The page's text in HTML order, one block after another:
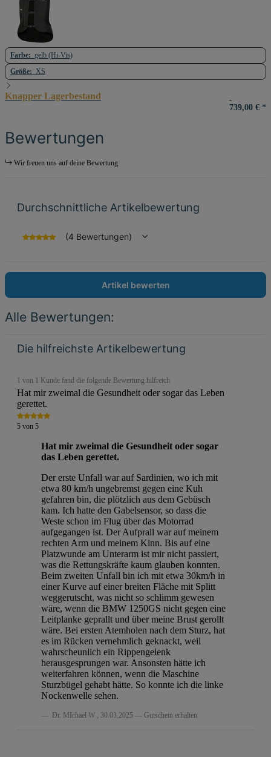
Farbe: gelb (Hi-Vis)
Größe: XS
Knapper Lagerbestand
739,00 € *
Bewertungen
Wir freuen uns auf deine Bewertung
Durchschnittliche Artikelbewertung
(4 Bewertungen)
Artikel bewerten
Alle Bewertungen:
Die hilfreichste Artikelbewertung
1 von 1 Kunde fand die folgende Bewertung hilfreich
Hat mir zweimal die Gesundheit oder sogar das Leben
gerettet.
5 von 5
Hat mir zweimal die Gesundheit oder sogar
das Leben gerettet.
Der erste Unfall war auf Sardinien, wo ich mit
etwa 80 km/h ungebremst gegen eine Kuh
gefahren bin, die plötzlich aus dem Gebüsch
kam. Ich hatte den Gabelsensor, so dass die
Weste schon im Flug über das Motorrad
aufgegangen ist. Der Aufprall war auf meinem
rechten Arm und meinem Kinn. Bis auf eine
Platzwunde am Unterarm ist mir nicht passiert,
was die Rettungskräfte kaum glauben konnten.
Beim zweiten Unfall bin ich mit etwa 30km/h in
einer Kurve auf einer breiten Fläche mit Splitt
weggerutscht, was nicht so schlimm gewesen
wäre, wenn die BMW 1250GS nicht gegen eine
Leitplanke geprallt und über meine Brust gerollt
wäre. Bei ersten Atemholen nach dem Sturz, hat
es im Rücken vernehmlich geknackt, weil
wahrscheunlich ein Rippengelenk
herausgesprungen war. Ansonsten hätte ich
weiterfahren können, wenn die Maschine
Sturzbügel gehabt hätte. So konnte ich die linke
Nockenwelle sehen.
Dr. MIchael W , 30.03.2025 Gutschein erhalten